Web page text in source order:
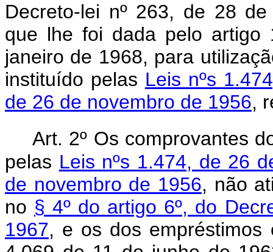
Decreto-lei nº 263, de 28
que lhe foi dada pelo artigo
janeiro de 1968, para
instituído pelas Leis nºs
de 26 de novembro de 1956,
Art. 2º Os comprovantes
pelas Leis nºs 1.474, de 26
de novembro de 1956, não
no § 4º do artigo 6º, do
1967, e os dos empréstimos